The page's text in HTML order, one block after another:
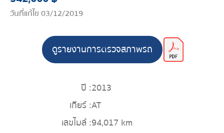
วันที่แก้ไข 03/12/2019
ดูรายงานการตรวจสภาพรถ
ปี :2013
เกียร์ :AT
เลขไมล์ :94,017 km